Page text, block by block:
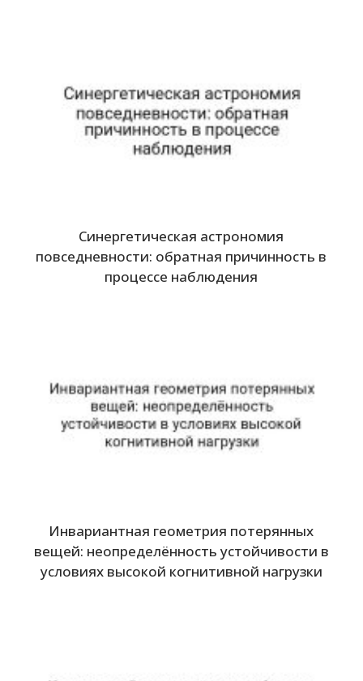
Синергетическая астрономия
повседневности: обратная причинность в
процессе наблюдения
Инвариантная геометрия потерянных
вещей: неопределённость устойчивости в
условиях высокой когнитивной нагрузки